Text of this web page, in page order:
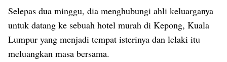
Selepas dua minggu, dia menghubungi ahli keluarganya
untuk datang ke sebuah hotel murah di Kepong, Kuala
Lumpur yang menjadi tempat isterinya dan lelaki itu
meluangkan masa bersama.